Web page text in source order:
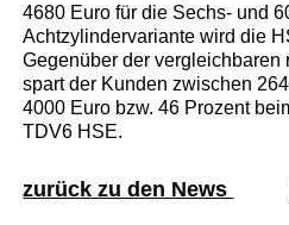
4680 Euro für die Sechs- und
Achtzylindervariante wird die
Gegenüber der vergleichbaren
spart der Kunden zwischen
4000 Euro bzw. 46 Prozent
TDV6 HSE.
zurück zu den News